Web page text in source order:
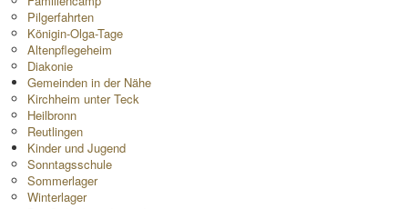
Pilgerfahrten
Königin-Olga-Tage
Altenpflegeheim
Diakonie
Gemeinden in der Nähe
Kirchheim unter Teck
Heilbronn
Reutlingen
Kinder und Jugend
Sonntagsschule
Sommerlager
Winterlager